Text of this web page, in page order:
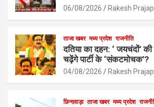
o
k
p
p
06/08/2026 Rakesh
ताजा खबर मध्य प्रदेश राजनीति
दतिया का दहन: ‘ जयचंदों’
चढ़ेंगे पार्टी के ‘संकटमोचक’?
04/08/2026 Rakesh
छिन्दवाड़ा ताजा खबर मध्य प्रदेश